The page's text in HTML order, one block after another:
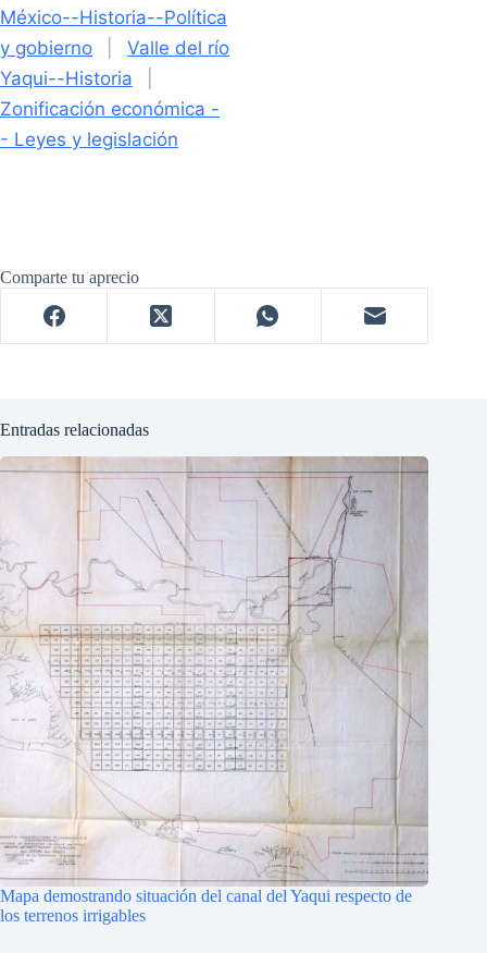
México--Historia--Política
y gobierno
Valle del río
Yaqui--Historia
Zonificación económica -
- Leyes y legislación
Comparte tu aprecio
Entradas relacionadas
Mapa demostrando situación del canal del Yaqui respecto de
los terrenos irrigables